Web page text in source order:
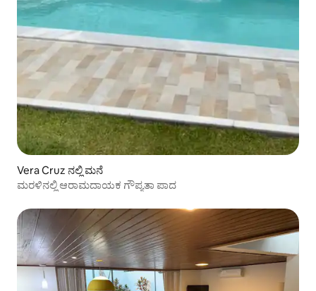
Vera Cruz ನಲ್ಲಿ ಮನೆ
ಮರಳಿನಲ್ಲಿ ಆರಾಮದಾಯಕ ಗೌಪ್ಯತಾ ಪಾದ